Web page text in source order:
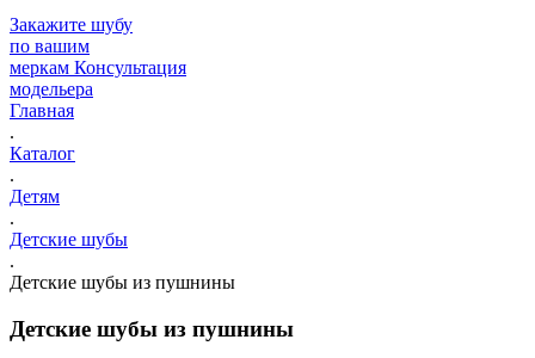
Закажите шубу
по вашим
меркам Консультация
модельера
Главная
.
Каталог
.
Детям
.
Детские шубы
.
Детские шубы из пушнины
Детские шубы из пушнины